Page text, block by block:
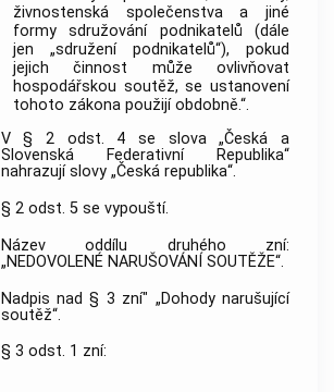
živnostenská společenstva a jiné
formy sdružování podnikatelů (dále
jen „sdružení podnikatelů“), pokud
jejich činnost může ovlivňovat
hospodářskou soutěž, se ustanovení
tohoto zákona použijí obdobně.“.
V § 2 odst. 4 se slova „Česká a
Slovenská Federativní Republika“
nahrazují slovy „Česká republika“.
§ 2 odst. 5 se vypouští.
Název oddílu druhého zní:
„NEDOVOLENÉ NARUŠOVÁNÍ SOUTĚŽE“.
Nadpis nad § 3 zní" „Dohody narušující
soutěž“.
§ 3 odst. 1 zní: